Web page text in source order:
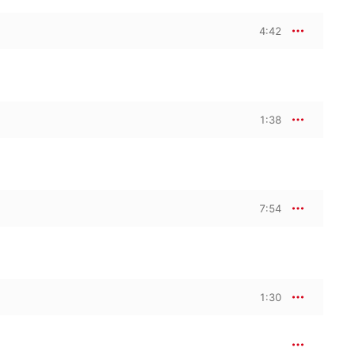
4:42
1:38
7:54
1:30